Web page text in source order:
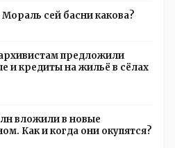
сей басни какова?
предложили
и кредиты на жильё в сёлах
вложили в новые
Как и когда они окупятся?